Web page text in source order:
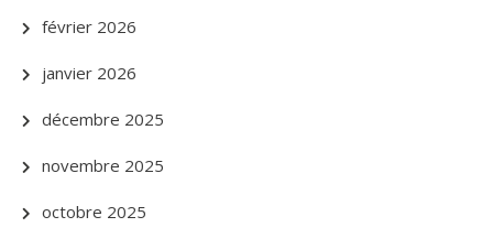
février 2026
janvier 2026
décembre 2025
novembre 2025
octobre 2025